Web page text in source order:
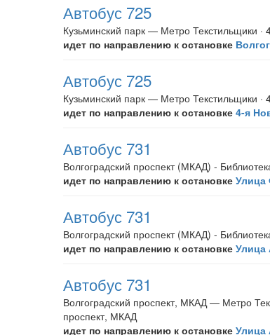
Автобус 725
Кузьминский парк — Метро Текстильщики
идет по направлению к остановке
Автобус 725
Кузьминский парк — Метро Текстильщики
идет по направлению к остановке 4-я
Автобус 731
Волгоградский проспект (МКАД) -
идет по направлению к остановке Улица
Автобус 731
Волгоградский проспект (МКАД) -
идет по направлению к остановке Улица
Автобус 731
Волгоградский проспект, МКАД — Метро
проспект, МКАД
идет по направлению к остановке Улица